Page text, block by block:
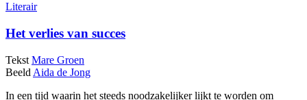
Literair
Het verlies van succes
Tekst Mare Groen
Beeld Aida de Jong
In een tijd waarin het steeds noodzakelijker lijkt te worden om